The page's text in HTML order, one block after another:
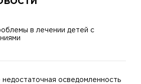
в лечении детей с
осведомленность